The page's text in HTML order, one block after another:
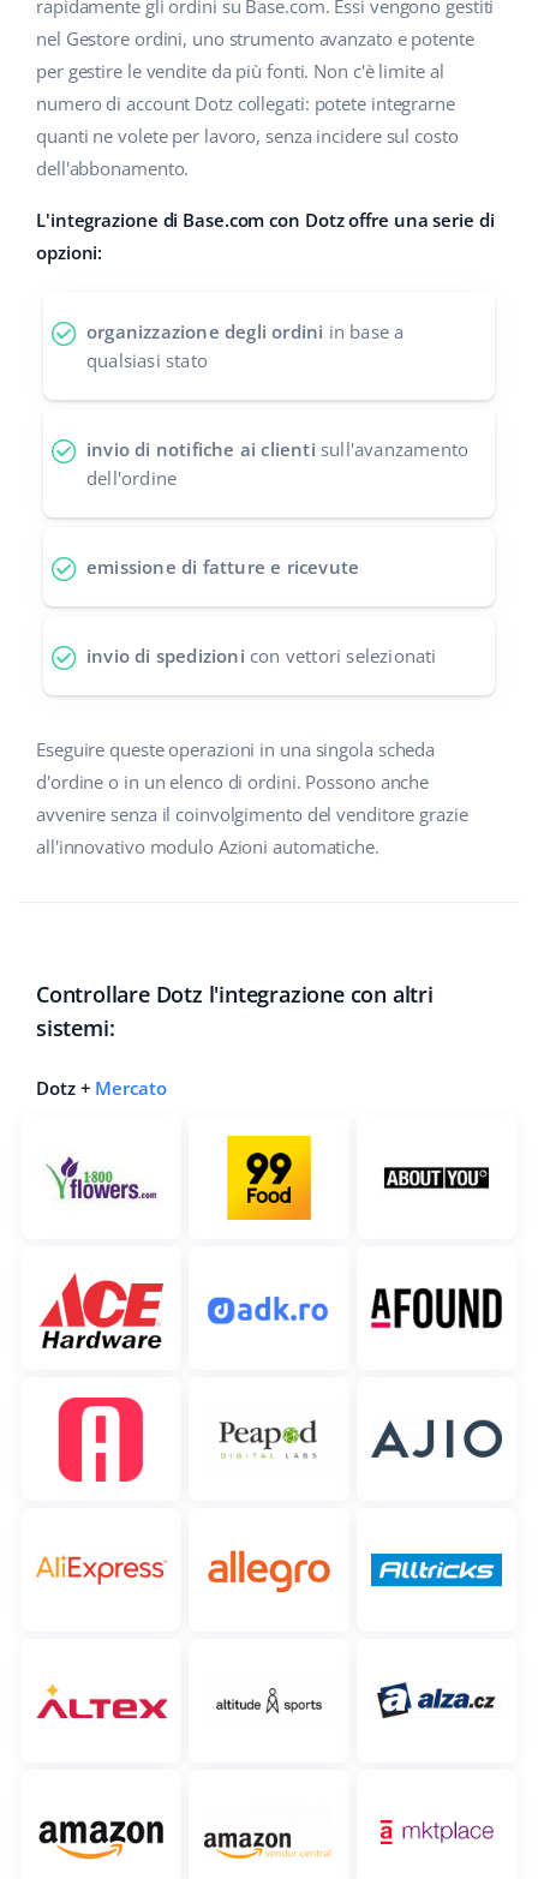
Gestione Spedizioni
Workflow Automation
Base Connect
AI per l'e-commerce
Casa e giardino
Prodotti per bambini
Elettronica
Automotive
Food&Grocery
Moda
Centro Assistenza
Academy
Audit dell'account
Altro
Collaborazione e partner
Contatto
english (US)
english (GB)
english (IN)
deutsch
español (AR)
español (MX)
Français
Italiano
polski
中文
rapidamente gli ordini su Base.com. Essi vengono gestiti
nel Gestore ordini, uno strumento avanzato e potente
per gestire le vendite da più fonti. Non c'è limite al
numero di account Dotz collegati: potete integrarne
quanti ne volete per lavoro, senza incidere sul costo
dell'abbonamento.
L'integrazione di Base.com con Dotz offre una serie di
opzioni:
organizzazione degli ordini in base a
qualsiasi stato
invio di notifiche ai clienti sull'avanzamento
dell'ordine
emissione di fatture e ricevute
invio di spedizioni con vettori selezionati
Eseguire queste operazioni in una singola scheda
d'ordine o in un elenco di ordini. Possono anche
avvenire senza il coinvolgimento del venditore grazie
all'innovativo modulo Azioni automatiche.
Controllare Dotz l'integrazione con altri
sistemi:
Dotz + Mercato